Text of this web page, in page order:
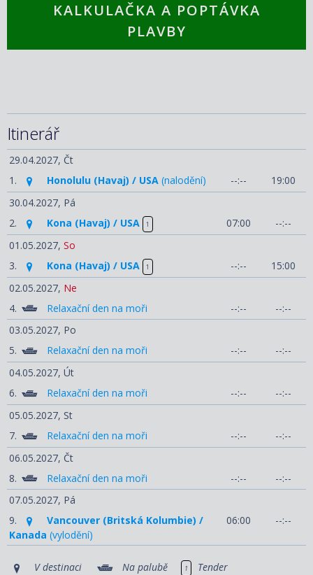
KALKULAČKA A POPTÁVKA
PLAVBY
Itinerář
29.04.2027, Čt
1.
Honolulu (Havaj) / USA (nalodění) --:--
19:00
30.04.2027, Pá
2.
Kona (Havaj) / USA 1 07:00
--:--
01.05.2027, So
3.
Kona (Havaj) / USA 1 --:--
15:00
02.05.2027, Ne
4.
Relaxační den na moři --:--
--:--
03.05.2027, Po
5.
Relaxační den na moři --:--
--:--
04.05.2027, Út
6.
Relaxační den na moři --:--
--:--
05.05.2027, St
7.
Relaxační den na moři --:--
--:--
06.05.2027, Čt
8.
Relaxační den na moři --:--
--:--
07.05.2027, Pá
9.
Vancouver (Britská Kolumbie) /
Kanada (vylodění)
06:00 --:--
V destinaci Na palubě 1 Tender